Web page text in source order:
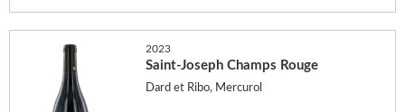
2023
Saint-Joseph Champs Rouge
Dard et Ribo, Mercurol